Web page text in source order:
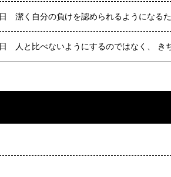
潔く自分の負けを認められるようになる
人と比べないようにするのではなく、 き